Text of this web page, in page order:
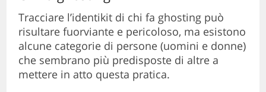
Tracciare l’identikit di chi fa ghosting può
risultare fuorviante e pericoloso, ma esistono
alcune categorie di persone (uomini e donne)
che sembrano più predisposte di altre a
mettere in atto questa pratica.